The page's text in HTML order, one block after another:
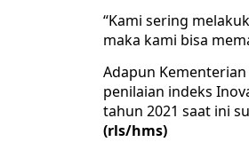
“Kami sering
maka kami bisa
Adapun
penilaian indeks
tahun 2021 saat ini
(rls/hms)